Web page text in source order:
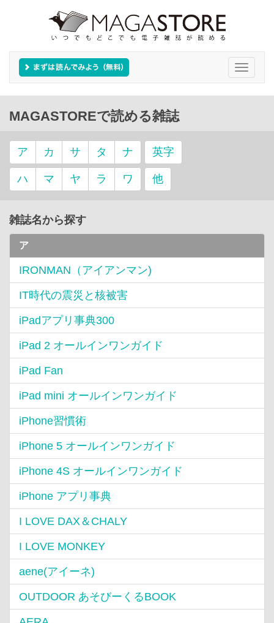
Toggle
MAGASTOREで読める雑誌
ア カ サ タ ナ 英字
ハ マ ヤ ラ ワ 他
雑誌名から探す
ア
IRONMAN（アイアンマン)
IT時代の震災と核被害
iPadアプリ事典300
iPad 2 オールインワンガイド
iPad Fan
iPad mini オールインワンガイド
iPhone習慣術
iPhone 5 オールインワンガイド
iPhone 4S オールインワンガイド
iPhone アプリ事典
I LOVE DAX＆CHALY
I LOVE MONKEY
aene(アイーネ)
OUTDOOR あそびーくるBOOK